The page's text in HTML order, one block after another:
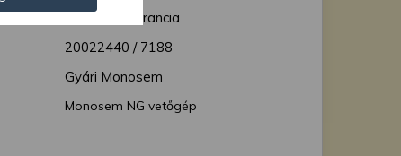
12 hónap garancia
20022440 / 7188
Gyári Monosem
Monosem NG vetőgép
nem
ellen. A
szabályzatunk